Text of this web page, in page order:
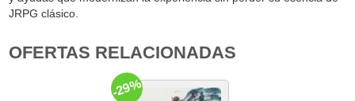
JRPG clásico.
OFERTAS RELACIONADAS
-29%